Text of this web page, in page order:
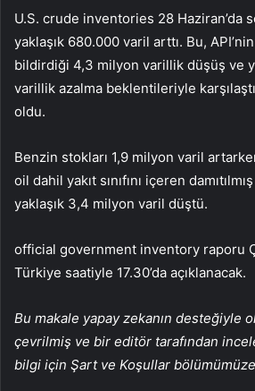
U.S. crude inventories 28 Haziran’da
yaklaşık 680.000 varil arttı. Bu,
bildirdiği 4,3 milyon varillik düşüş ve
varillik azalma beklentileriyle
oldu.
Benzin stokları 1,9 milyon varil
oil dahil yakıt sınıfını içeren
yaklaşık 3,4 milyon varil düştü.
official government inventory raporu
Türkiye saatiyle 17.30’da açıklanacak.
Bu makale yapay zekanın desteğiyle
çevrilmiş ve bir editör tarafından
bilgi için Şart ve Koşullar bölümümüze